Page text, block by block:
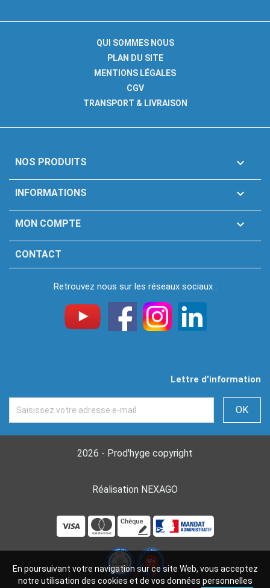
QUI SOMMES NOUS
PLAN DU SITE
MENTIONS LÉGALES
CGV
TRANSPORT & LIVRAISON
NOS PRODUITS 
INFORMATIONS 
MON COMPTE 
CONTACT
Retrouvez nous sur les réseaux sociaux :
Lettre d'information
En poursuivant votre navigation sur ce site Web, vous acceptez
notre utilisation des cookies et de vos données personnelles
2026 - Prod'hyge copyright
Réalisation NEXAGO